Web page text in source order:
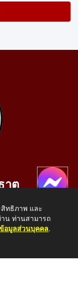
าตุ
414759
ทธิภาพ และ
น ท่านสามารถ
อมูลส่วนบุคคล.